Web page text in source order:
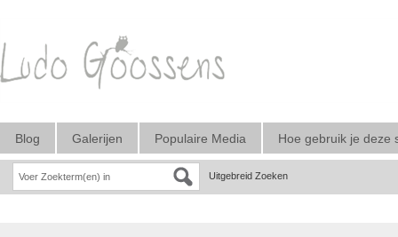
Blog Galerijen Populaire Media Hoe gebruik je deze
Uitgebreid Zoeken